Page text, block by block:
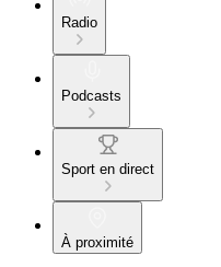
Radio
Podcasts
Sport en direct
À proximité